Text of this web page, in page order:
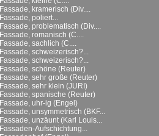
Fassade, kramerisch (Div....
Fassade, poliert...
Fassade, problematisch (Div....
Fassade, romanisch (C....
Fassade, sachlich (C....
Fassade, schweizerisch?...
Fassade, schweizerisch?...
Fassade, schöne (Reuter)
Fassade, sehr große (Reuter)
Fassade, sehr klein (JURI)
Fassade, spanische (Reuter)
Fassade, uhr-ig (Engel)
Fassade, unsymmetrisch (BKF...
Fassade, unzäunt (Karl Louis...
Fassaden-Aufschichtung...